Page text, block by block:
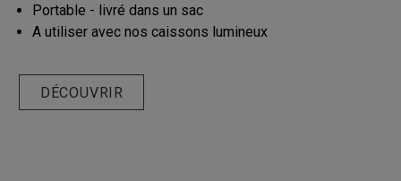
Portable - livré dans un sac
A utiliser avec nos caissons lumineux
DÉCOUVRIR